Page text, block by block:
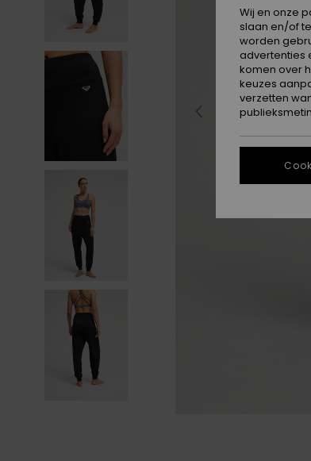
Wij en onze
slaan en/of
worden
advertenties
komen over
keuzes
verzetten